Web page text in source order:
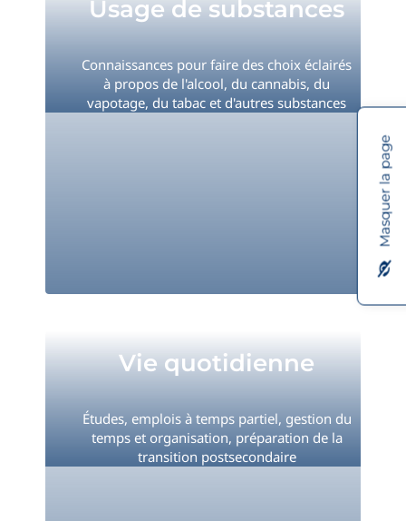
Usage de substances
Connaissances pour faire des choix éclairés
à propos de l'alcool, du cannabis, du
vapotage, du tabac et d'autres substances
Vie quotidienne
Études, emplois à temps partiel, gestion du
temps et organisation, préparation de la
transition postsecondaire
Masquer la page